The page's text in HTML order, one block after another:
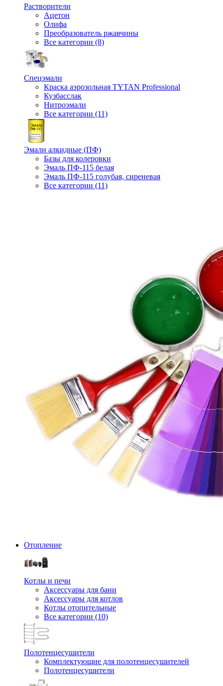
Растворители
Ацетон
Олифа
Преобразователь ржавчины
Все категории (8)
Спецэмали
Краска аэрозольная TYTAN Professional
Кузбасслак
Нитроэмали
Все категории (11)
Эмали алкидные (ПФ)
Базы для колеровки
Эмаль ПФ-115 белая
Эмаль ПФ-115 голубая, сиреневая
Все категории (11)
Отопление
Котлы и печи
Аксессуары для бани
Аксессуары для котлов
Котлы отопительные
Все категории (10)
Полотенцесушители
Комплектующие для полотенцесушителей
Полотенцесушители